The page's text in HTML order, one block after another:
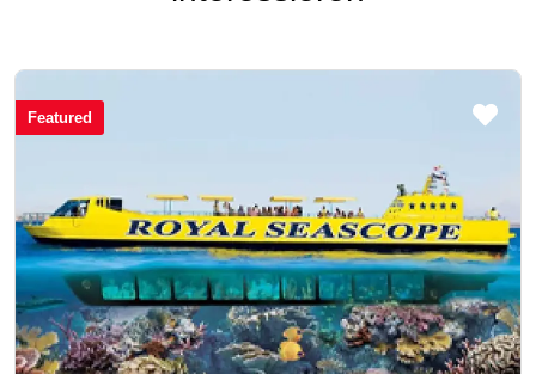
Featured